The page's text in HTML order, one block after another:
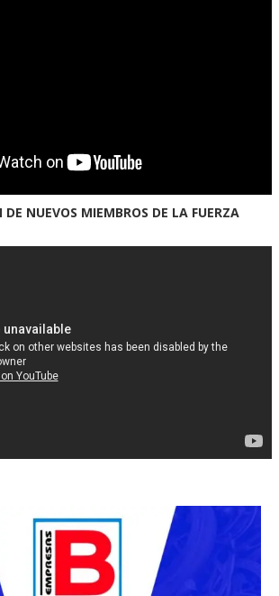
NUEVOS MIEMBROS DE LA FUERZA